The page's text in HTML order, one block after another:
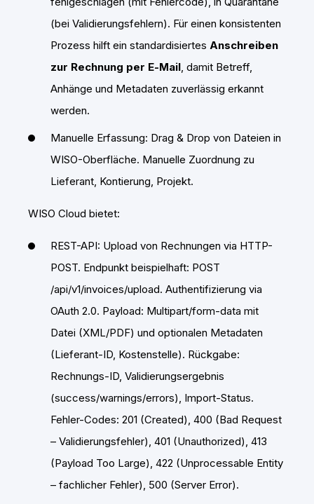
(bei Validierungsfehlern). Für einen konsistenten
Prozess hilft ein standardisiertes Anschreiben
zur Rechnung per E‑Mail , damit Betreff,
Anhänge und Metadaten zuverlässig erkannt
werden.
Manuelle Erfassung: Drag & Drop von Dateien in
WISO-Oberfläche. Manuelle Zuordnung zu
Lieferant, Kontierung, Projekt.
WISO Cloud bietet:
REST-API: Upload von Rechnungen via HTTP-
POST. Endpunkt beispielhaft: POST
/api/v1/invoices/upload. Authentifizierung via
OAuth 2.0. Payload: Multipart/form-data mit
Datei (XML/PDF) und optionalen Metadaten
(Lieferant-ID, Kostenstelle). Rückgabe:
Rechnungs-ID, Validierungsergebnis
(success/warnings/errors), Import-Status.
Fehler-Codes: 201 (Created), 400 (Bad Request
– Validierungsfehler), 401 (Unauthorized), 413
(Payload Too Large), 422 (Unprocessable Entity
– fachlicher Fehler), 500 (Server Error).